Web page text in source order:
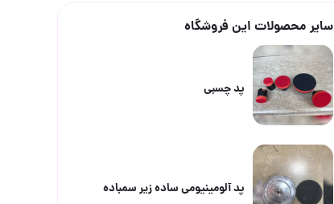
سایر محصولات این فروشگاه
پد چسبی
پد آلومینیومی ساده زیر سمباده